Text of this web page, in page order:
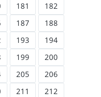
181
182
187
188
193
194
199
200
205
206
211
212